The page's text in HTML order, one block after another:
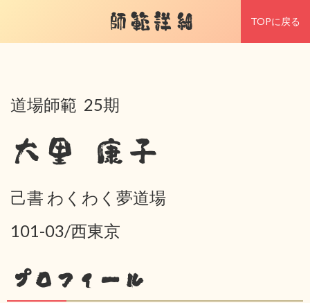
師範詳細 TOPに戻る
道場師範 25期
大里 康子
己書 わくわく夢道場
101-03/西東京
プロフィール